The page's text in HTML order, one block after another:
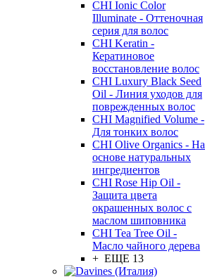
CHI Ionic Color
Illuminate - Оттеночная
серия для волос
CHI Keratin -
Кератиновое
восстановление волос
CHI Luxury Black Seed
Oil - Линия уходов для
поврежденных волос
CHI Magnified Volume -
Для тонких волос
CHI Olive Organics - На
основе натуральных
ингредиентов
CHI Rose Hip Oil -
Защита цвета
окрашенных волос с
маслом шиповника
CHI Tea Tree Oil -
Масло чайного дерева
+ ЕЩЕ 13